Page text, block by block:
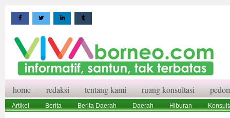
home redaksi tentang kami ruang konsultasi
Artikel Berita Berita Daerah Daerah Hiburan